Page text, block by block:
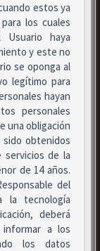
estos ya
los cuales
haya
y este no
se oponga al
legítimo para
hayan
personales
una obligación
sido obtenidos
de la
de 14 años.
del
la tecnología
deberá
informar a los
los datos